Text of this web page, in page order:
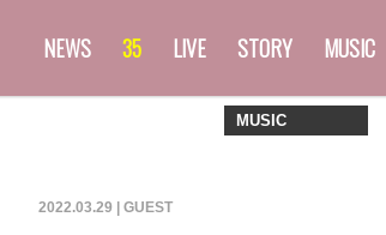
NEWS 35 LIVE STORY MUSIC
MUSIC
2022.03.29 | GUEST